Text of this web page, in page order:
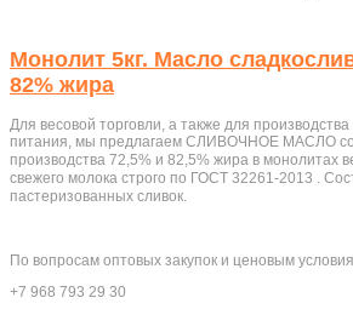
Монолит 5кг. Масло
82% жира
Для весовой торговли, а также для
питания, мы предлагаем СЛИВОЧНОЕ МАСЛО
производства 72,5% и 82,5% жира в монолитах
свежего молока строго по ГОСТ 32261-2013 .
пастеризованных сливок.
По вопросам оптовых закупок и ценовым
+7 968 793 29 30